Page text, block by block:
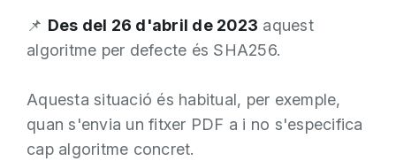
📌 Des del 26 d'abril de 2023 aquest
algoritme per defecte és SHA256.
Aquesta situació és habitual, per exemple,
quan s'envia un fitxer PDF a i no s'especifica
cap algoritme concret.